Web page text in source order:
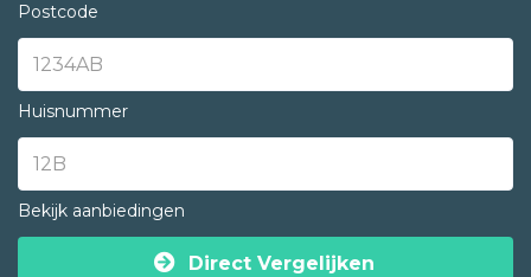
Postcode
Huisnummer
Bekijk aanbiedingen
Direct Vergelijken